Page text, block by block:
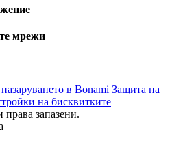
мрежи
в Bonami Защита на
на бисквитките
запазени.